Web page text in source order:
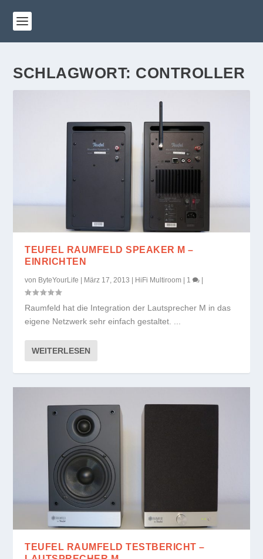
SCHLAGWORT: CONTROLLER
TEUFEL RAUMFELD SPEAKER M –
EINRICHTEN
von ByteYourLife | März 17, 2013 | HiFi Multiroom | 1 |
Raumfeld hat die Integration der Lautsprecher M in das
eigene Netzwerk sehr einfach gestaltet. ...
WEITERLESEN
TEUFEL RAUMFELD TESTBERICHT –